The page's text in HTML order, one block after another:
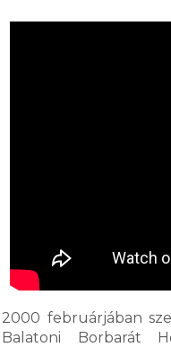
2000 februárjában
Balatoni Borbarát